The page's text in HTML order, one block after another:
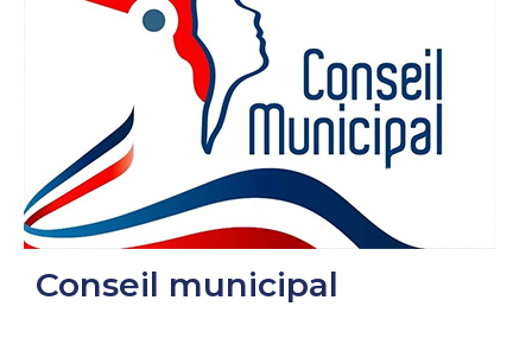
Conseil municipal